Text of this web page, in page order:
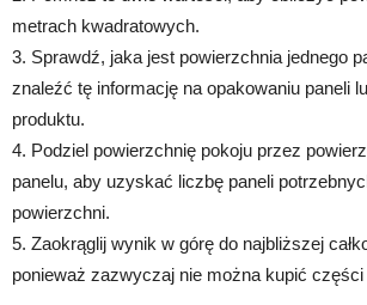
metrach kwadratowych.
3. Sprawdź, jaka jest powierzchnia jednego
znaleźć tę informację na opakowaniu paneli
produktu.
4. Podziel powierzchnię pokoju przez
panelu, aby uzyskać liczbę paneli
powierzchni.
5. Zaokrąglij wynik w górę do najbliższej
ponieważ zazwyczaj nie można kupić części